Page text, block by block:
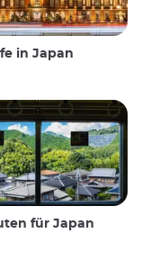
in Japan
für Japan